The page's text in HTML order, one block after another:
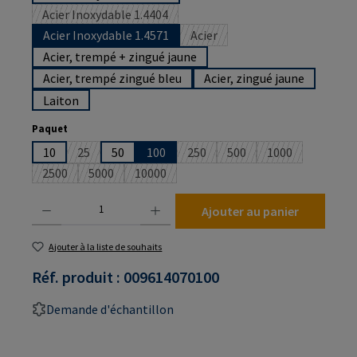
Acier Inoxydable 1.4404(Cette option n'est pas disponible pour le moment.)
Acier Inoxydable 1.4571 Acier(Cette option n'est pas
Acier, trempé + zingué jaune
Acier, trempé zingué bleu
Acier, zingué jaune
Laiton
Sélectionnez
Paquet
10 25(Cette option n'est pas disponible pour le moment.)
50 100 250(Cette option n'est pas
500(Cette option n'est pas
1000(Cette option
2500(Cette option n'est pas disponible pour le moment.)
5000(Cette option n'est pas disponible pour le moment.)
10000(Cette option n'est pas disponible pour le
Ajouter au panier
Ajouter à la liste de souhaits
Réf. produit : 009614070100
Demande d'échantillon